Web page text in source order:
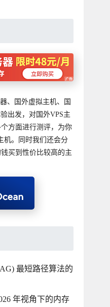
、国外虚拟主机、国
出发，对国外VPS主
方面进行测评，为你
机。同时我们还会分
买到性价比较高的主
最短路径算法的
年视角下的内存